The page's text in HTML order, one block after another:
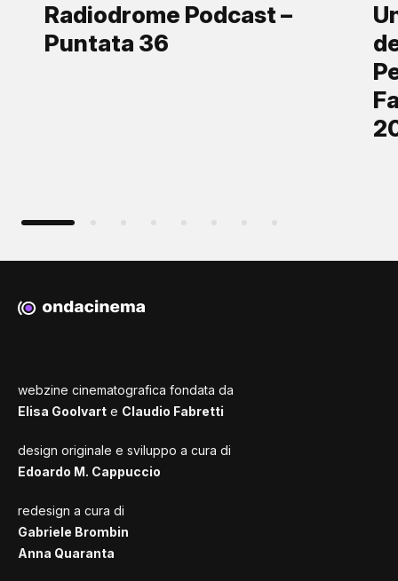
Radiodrome Podcast –
Puntata 36
webzine cinematografica fondata da
Elisa Goolvart e Claudio Fabretti
design originale e sviluppo a cura di
Edoardo M. Cappuccio
redesign a cura di
Gabriele Brombin
Anna Quaranta